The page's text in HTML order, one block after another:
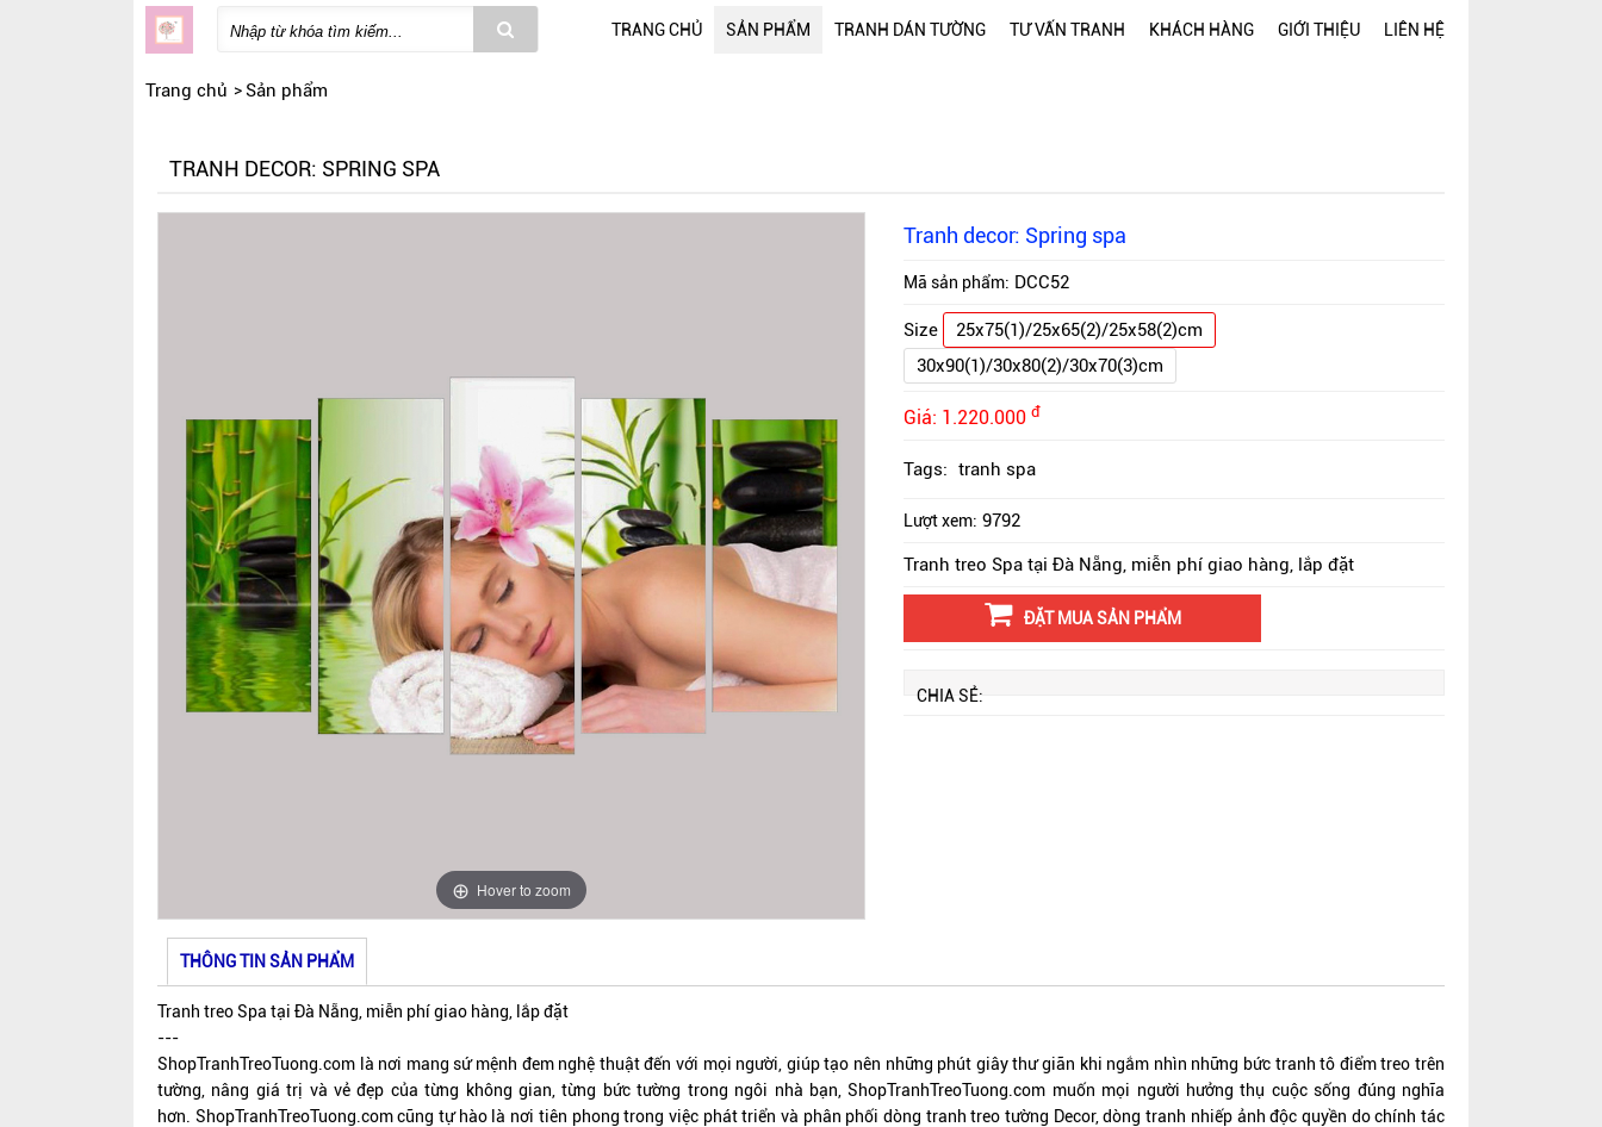
TRANG CHỦ SẢN PHẨM TRANH DÁN TƯỜNG TƯ VẤN TRANH KHÁCH HÀNG GIỚI THIỆU LIÊN HỆ
Trang chủ Sản phẩm
TRANH DECOR: SPRING SPA
Hover to zoom
Tranh decor: Spring spa
Mã sản phẩm: DCC52
Size
25x75(1)/25x65(2)/25x58(2)cm
30x90(1)/30x80(2)/30x70(3)cm
Giá: 1.220.000đ
Tags: tranh spa
Lượt xem: 9792
Tranh treo Spa tại Đà Nẵng, miễn phí giao hàng, lắp đặt
ĐẶT MUA SẢN PHẨM
CHIA SẺ:
THÔNG TIN SẢN PHẨM
Tranh treo Spa tại Đà Nẵng, miễn phí giao hàng, lắp đặt
---
ShopTranhTreoTuong.com là nơi mang sứ mệnh đem nghệ thuật đến với mọi người, giúp tạo nên những phút giây thư giãn khi ngắm nhìn những bức tranh tô điểm treo trên
tường, nâng giá trị và vẻ đẹp của từng không gian, từng bức tường trong ngôi nhà bạn,ShopTranhTreoTuong.com muốn mọi người hưởng thụ cuộc sống đúng nghĩa
hơn. ShopTranhTreoTuong.comcũng tự hào là nơi tiên phong trong việc phát triển và phân phối dòng tranh treo tường Decor, dòng tranh nhiếp ảnh độc quyền do chính tác